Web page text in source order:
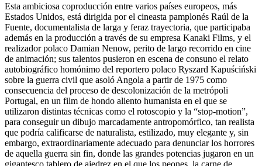
Esta ambiciosa coproducción entre varios países europeos, más
Estados Unidos, está dirigida por el cineasta pamplonés Raúl de la
Fuente, documentalista de larga y feraz trayectoria, que participaba
además en la producción a través de su empresa Kanaki Films, y el
realizador polaco Damian Nenow, perito de largo recorrido en cine
de animación; sus talentos pusieron en escena de consuno el relato
autobiográfico homónimo del reportero polaco Ryszard Kapuściński
sobre la guerra civil que asoló Angola a partir de 1975 como
consecuencia del proceso de descolonización de la metrópoli
Portugal, en un film de hondo aliento humanista en el que se
utilizaron distintas técnicas como el rotoscopio y la “stop-motion”,
para conseguir un dibujo marcadamente antropomórfico, tan realista
que podría calificarse de naturalista, estilizado, muy elegante y, sin
embargo, extraordinariamente adecuado para denunciar los horrores
de aquella guerra sin fin, donde las grandes potencias jugaron en un
gigantesco tablero de ajedrez en el que los peones, la carne de